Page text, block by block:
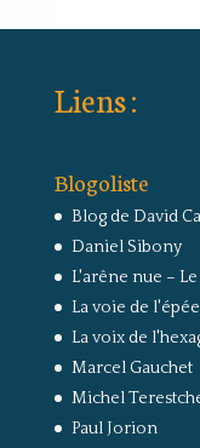
Liens :
Blogoliste
Blog de David
Daniel Sibony
L'arêne nue –
La voie de l'épée
La voix de
Marcel Gauchet
Michel
Paul Jorion